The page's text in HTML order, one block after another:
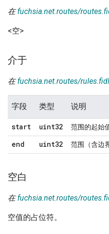
在fuchsia.net.routes/
<空>
介于
在fuchsia.net.routes/rules.fidl
字段 类型 说明
start uint32 范围的起始
end uint32 范围（含边
空白
在fuchsia.net.routes/
空值的占位符。